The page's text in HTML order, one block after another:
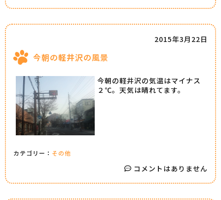
今朝の軽井沢の風景
2015年3月22日
今朝の軽井沢の気温はマイナス
２℃。天気は晴れてます。
カテゴリー： その他
コメントはありません